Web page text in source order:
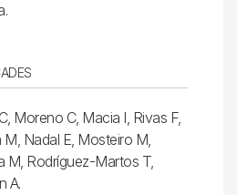
Moreno C, Macia I, Rivas F,
Nadal E, Mosteiro M,
M, Rodríguez-Martos T,
A.